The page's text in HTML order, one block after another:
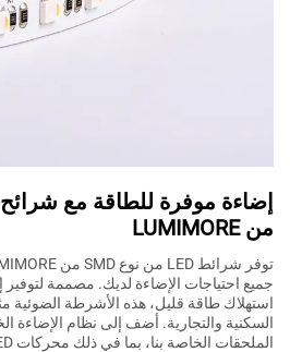
من LUMIMORE
جميع احتياجات الإضاءة لديك. مصممة
استهلاك طاقة قليل، هذه الأشرطة الضوئية
السكنية والتجارية. أضف إلى نظام
الملحقات الخاصة بنا، بما في ذلك محركات LED وألواح LED المرنة.